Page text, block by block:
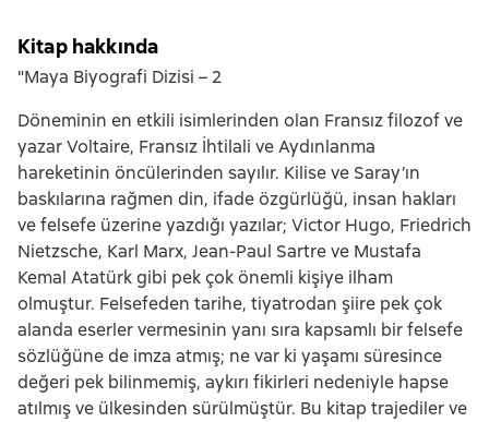
Kitap hakkında
"Maya Biyografi Dizisi – 2
Döneminin en etkili isimlerinden olan Fransız filozof ve
yazar Voltaire, Fransız İhtilali ve Aydınlanma
hareketinin öncülerinden sayılır. Kilise ve Saray’ın
baskılarına rağmen din, ifade özgürlüğü, insan hakları
ve felsefe üzerine yazdığı yazılar; Victor Hugo, Friedrich
Nietzsche, Karl Marx, Jean-Paul Sartre ve Mustafa
Kemal Atatürk gibi pek çok önemli kişiye ilham
olmuştur. Felsefeden tarihe, tiyatrodan şiire pek çok
alanda eserler vermesinin yanı sıra kapsamlı bir felsefe
sözlüğüne de imza atmış; ne var ki yaşamı süresince
değeri pek bilinmemiş, aykırı fikirleri nedeniyle hapse
atılmış ve ülkesinden sürülmüştür. Bu kitap trajediler ve